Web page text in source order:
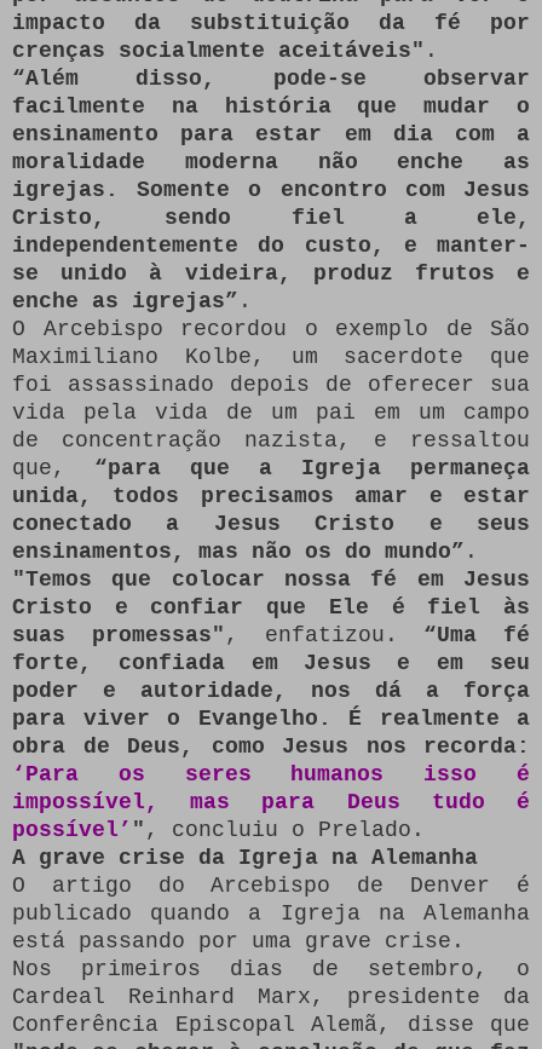
impacto da substituição da fé por
crenças socialmente aceitáveis" .
“Além disso, pode-se observar
facilmente na história que mudar o
ensinamento para estar em dia com a
moralidade moderna não enche as
igrejas. Somente o encontro com Jesus
Cristo, sendo fiel a ele,
independentemente do custo, e manter-
se unido à videira, produz frutos e
enche as igrejas” .
O Arcebispo recordou o exemplo de São
Maximiliano Kolbe, um sacerdote que
foi assassinado depois de oferecer sua
vida pela vida de um pai em um campo
de concentração nazista, e ressaltou
que, “para que a Igreja permaneça
unida, todos precisamos amar e estar
conectado a Jesus Cristo e seus
ensinamentos, mas não os do mundo” .
"Temos que colocar nossa fé em Jesus
Cristo e confiar que Ele é fiel às
suas promessas" , enfatizou. “Uma fé
forte, confiada em Jesus e em seu
poder e autoridade, nos dá a força
para viver o Evangelho. É realmente a
obra de Deus, como Jesus nos recorda:
‘Para os seres humanos isso é
impossível, mas para Deus tudo é
possível’ " , concluiu o Prelado.
A grave crise da Igreja na Alemanha
O artigo do Arcebispo de Denver é
publicado quando a Igreja na Alemanha
está passando por uma grave crise.
Nos primeiros dias de setembro, o
Cardeal Reinhard Marx, presidente da
Conferência Episcopal Alemã, disse que